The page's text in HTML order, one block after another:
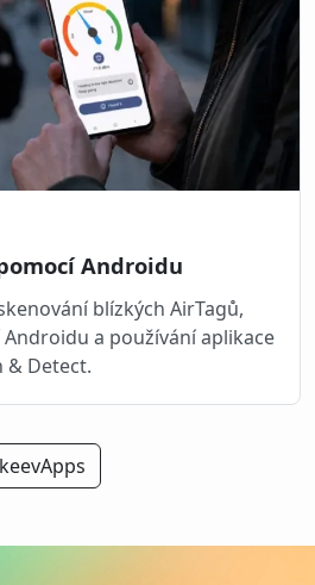
Androidu
blízkých AirTagů,
a používání aplikace
& Detect.